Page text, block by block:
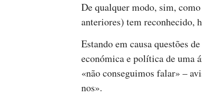
De qualquer modo, sim,
anteriores) tem reconhecido,
Estando em causa questões
económica e política de uma
«não conseguimos falar» –
nos».